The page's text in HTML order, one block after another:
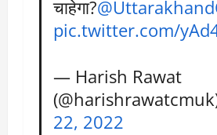
चाहेगा?
pic.twitter.com/
— Harish Rawat
22, 2022